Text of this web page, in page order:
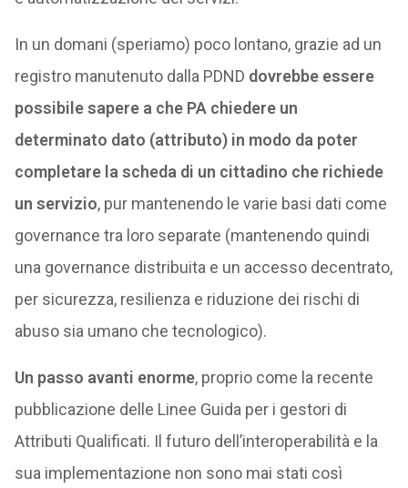
In un domani (speriamo) poco lontano, grazie ad un
registro manutenuto dalla PDND dovrebbe essere
possibile sapere a che PA chiedere un
determinato dato (attributo) in modo da poter
completare la scheda di un cittadino che richiede
un servizio, pur mantenendo le varie basi dati come
governance tra loro separate (mantenendo quindi
una governance distribuita e un accesso decentrato,
per sicurezza, resilienza e riduzione dei rischi di
abuso sia umano che tecnologico).
Un passo avanti enorme, proprio come la recente
pubblicazione delle Linee Guida per i gestori di
Attributi Qualificati. Il futuro dell’interoperabilità e la
sua implementazione non sono mai stati così